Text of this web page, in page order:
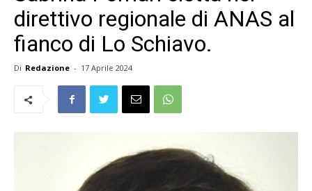
direttivo regionale di ANAS al
fianco di Lo Schiavo.
Di Redazione - 17 Aprile 2024